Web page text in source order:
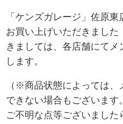
「ケンズガレージ」佐原
お買い上げいただきまし
きましては、各店舗にて
します。
（※商品状態によっては
できない場合もございます
ご不明な点等ございました